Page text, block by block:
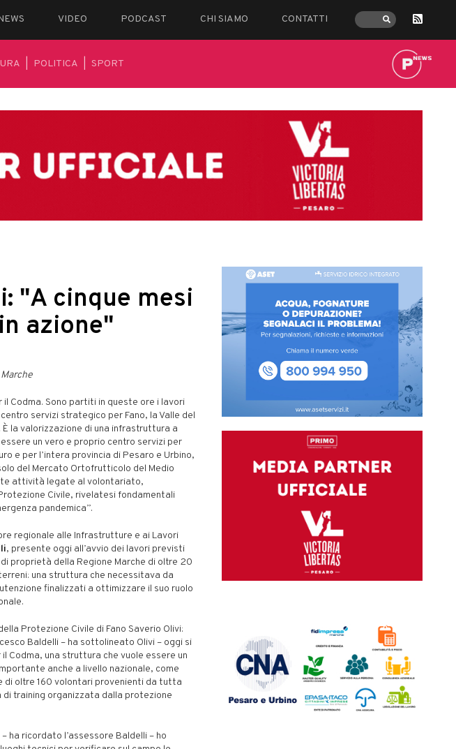
VIDEO PODCAST CHI SIAMO CONTATTI
POLITICA SPORT
"A cinque mesi
azione"
Codma. Sono partiti in queste ore i lavori
servizi strategico per Fano, la Valle del
la valorizzazione di una infrastruttura a
un vero e proprio centro servizi per
e per l’intera provincia di Pesaro e Urbino,
del Mercato Ortofrutticolo del Medio
attività legate al volontariato,
Civile, rivelatesi fondamentali
pandemica”.
regionale alle Infrastrutture e ai Lavori
, presente oggi all’avvio dei lavori previsti
proprietà della Regione Marche di oltre 20
una struttura che necessitava da
finalizzati a ottimizzare il suo ruolo
Protezione Civile di Fano Saverio Olivi:
Baldelli – ha sottolineato Olivi – oggi si
Codma, una struttura che vuole essere un
anche a livello nazionale, come
di oltre 160 volontari provenienti da tutta
training organizzata dalla protezione
ha ricordato l’assessore Baldelli – ho